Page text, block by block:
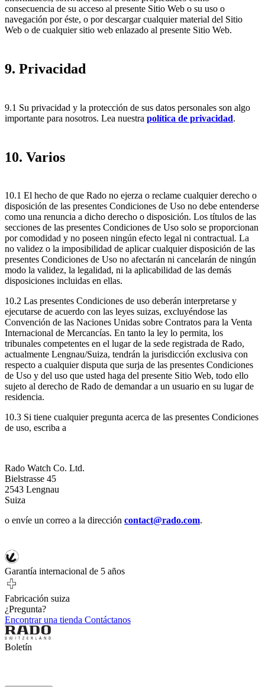
consecuencia de su acceso al presente Sitio Web o su uso o
navegación por éste, o por descargar cualquier material del Sitio
Web o de cualquier sitio web enlazado al presente Sitio Web.
9. Privacidad
9.1 Su privacidad y la protección de sus datos personales son algo
importante para nosotros. Lea nuestra política de privacidad.
10. Varios
10.1 El hecho de que Rado no ejerza o reclame cualquier derecho o
disposición de las presentes Condiciones de Uso no debe entenderse
como una renuncia a dicho derecho o disposición. Los títulos de las
secciones de las presentes Condiciones de Uso solo se proporcionan
por comodidad y no poseen ningún efecto legal ni contractual. La
no validez o la imposibilidad de aplicar cualquier disposición de las
presentes Condiciones de Uso no afectarán ni cancelarán de ningún
modo la validez, la legalidad, ni la aplicabilidad de las demás
disposiciones incluidas en ellas.
10.2 Las presentes Condiciones de uso deberán interpretarse y
ejecutarse de acuerdo con las leyes suizas, excluyéndose las
Convención de las Naciones Unidas sobre Contratos para la Venta
Internacional de Mercancías. En tanto la ley lo permita, los
tribunales competentes en el lugar de la sede registrada de Rado,
actualmente Lengnau/Suiza, tendrán la jurisdicción exclusiva con
respecto a cualquier disputa que surja de las presentes Condiciones
de Uso y del uso que usted haga del presente Sitio Web, todo ello
sujeto al derecho de Rado de demandar a un usuario en su lugar de
residencia.
10.3 Si tiene cualquier pregunta acerca de las presentes Condiciones
de uso, escriba a
Rado Watch Co. Ltd.
Bielstrasse 45
2543 Lengnau
Suiza
o envíe un correo a la dirección contact@rado.com.
Garantía internacional de 5 años
Fabricación suiza
¿Pregunta?
Encontrar una tienda Contáctanos
Boletín